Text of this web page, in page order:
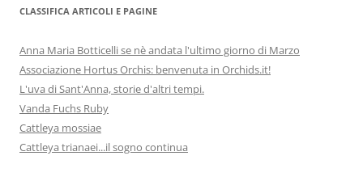
CLASSIFICA ARTICOLI E PAGINE
Anna Maria Botticelli se nè andata l'ultimo giorno di Marzo
Associazione Hortus Orchis: benvenuta in Orchids.it!
L'uva di Sant'Anna, storie d'altri tempi.
Vanda Fuchs Ruby
Cattleya mossiae
Cattleya trianaei...il sogno continua